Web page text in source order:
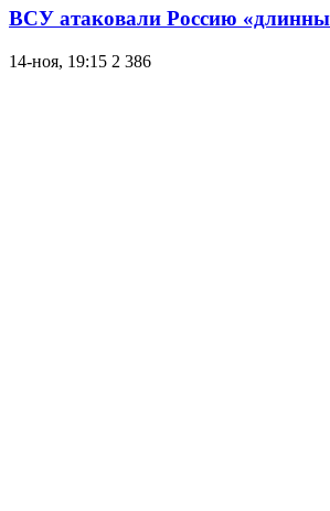
ВСУ атаковали Россию
14-ноя, 19:15 2 386